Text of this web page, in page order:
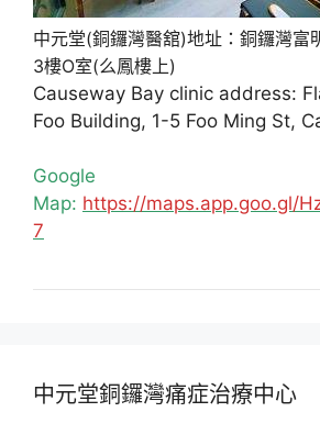
中元堂(銅鑼灣醫舘)地址：銅鑼灣富
3樓O室(么鳳樓上)
Causeway Bay clinic address:
Foo Building, 1-5 Foo Ming St,
Google
Map: https://maps.app.goo.gl/
7
中元堂銅鑼灣痛症治療中心